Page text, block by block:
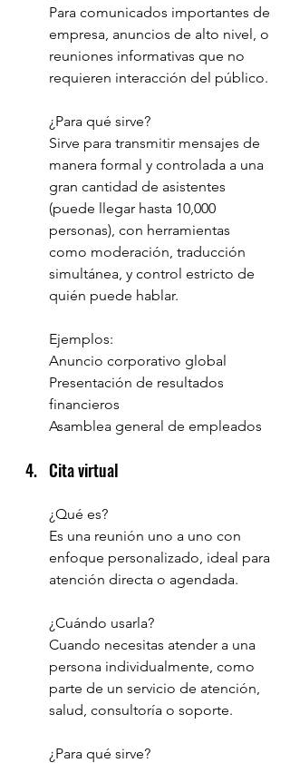
Para comunicados importantes de
empresa, anuncios de alto nivel, o
reuniones informativas que no
requieren interacción del público.
¿Para qué sirve?
Sirve para transmitir mensajes de
manera formal y controlada a una
gran cantidad de asistentes
(puede llegar hasta 10,000
personas), con herramientas
como moderación, traducción
simultánea, y control estricto de
quién puede hablar.
Ejemplos:
Anuncio corporativo global
Presentación de resultados
financieros
Asamblea general de empleados
Cita virtual
¿Qué es?
Es una reunión uno a uno con
enfoque personalizado, ideal para
atención directa o agendada.
¿Cuándo usarla?
Cuando necesitas atender a una
persona individualmente, como
parte de un servicio de atención,
salud, consultoría o soporte.
¿Para qué sirve?